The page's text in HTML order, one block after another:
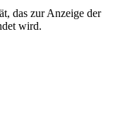
das zur Anzeige der
wird.